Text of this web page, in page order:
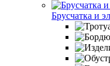
Брусчатка и